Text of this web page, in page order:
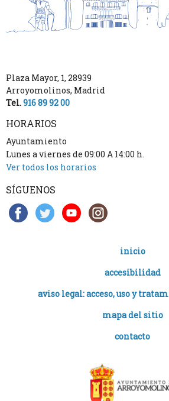
Plaza Mayor, 1, 28939
Arroyomolinos, Madrid
Tel.916 89 92 00
HORARIOS
Ayuntamiento
Lunes a viernes de 09:00 A 14:00 h.
Ver todos los horarios
SÍGUENOS
inicio
accesibilidad
aviso legal: acceso, uso y
mapa del sitio
contacto